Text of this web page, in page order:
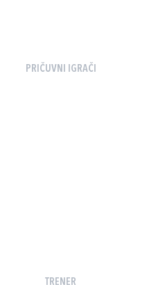
PRIČUVNI IGRAČI
TRENER